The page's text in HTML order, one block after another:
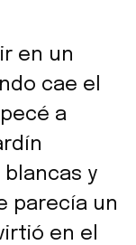
en un
cae el
a
y
parecía un
en el